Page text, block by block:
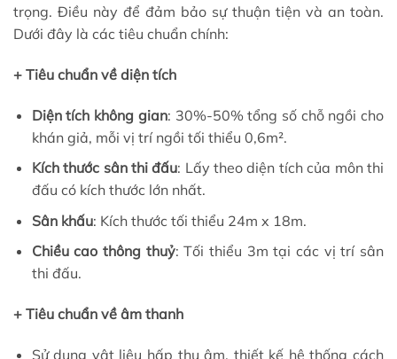
trọng. Điều này để đảm bảo sự thuận tiện và an toàn.
Dưới đây là các tiêu chuẩn chính:
+ Tiêu chuẩn về diện tích
Diện tích không gian: 30%-50% tổng số chỗ ngồi cho
khán giả, mỗi vị trí ngồi tối thiểu 0,6m².
Kích thước sân thi đấu: Lấy theo diện tích của môn thi
đấu có kích thước lớn nhất.
Sân khấu: Kích thước tối thiểu 24m x 18m.
Chiều cao thông thuỷ: Tối thiểu 3m tại các vị trí sân
thi đấu.
+ Tiêu chuẩn về âm thanh
Sử dụng vật liệu hấp thụ âm, thiết kế hệ thống cách